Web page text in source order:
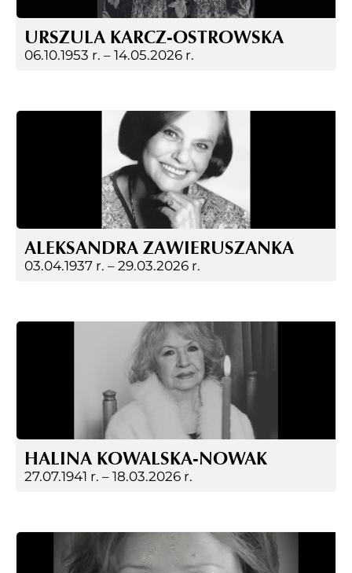
URSZULA KARCZ-OSTROWSKA
06.10.1953 r. – 14.05.2026 r.
ALEKSANDRA ZAWIERUSZANKA
03.04.1937 r. – 29.03.2026 r.
HALINA KOWALSKA-NOWAK
27.07.1941 r. – 18.03.2026 r.